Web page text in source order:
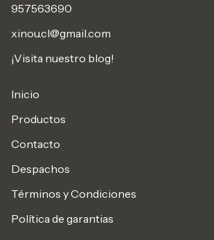
957563690
xinou.cl@gmail.com
¡Visita nuestro blog!
Inicio
Productos
Contacto
Despachos
Términos y Condiciones
Política de garantias